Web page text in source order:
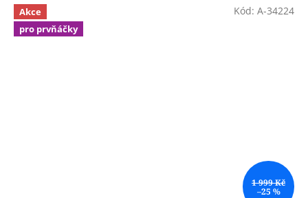
Akce
pro prvňáčky
1 999 Kč
–25 %
Kód: A-34224